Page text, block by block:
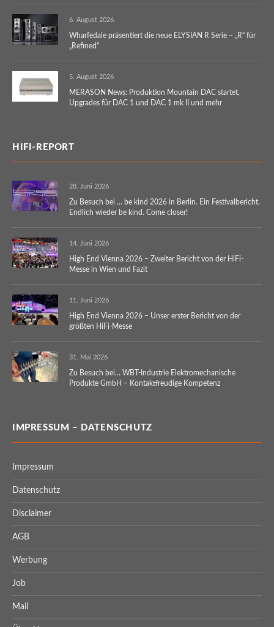
6. August 2026
Wharfedale präsentiert die neue ELYSIAN R Serie – „R“ für
„Refined“
5. August 2026
MERASON News: Produktion Mountain DAC startet,
Upgrades für DAC 1 und DAC 1 mk II und mehr
HIFI-REPORT
28. Juni 2026
Zu Besuch bei … be kind 2026 in Berlin. Ein Festivalbericht.
Endlich wieder be kind. Come closer!
14. Juni 2026
High End Vienna 2026 – Zweiter Bericht von der HiFi-
Messe in Wien und Fazit
11. Juni 2026
High End Vienna 2026 – Unser erster Bericht von der
größten HiFi-Messe
31. Mai 2026
Zu Besuch bei… WBT-Industrie Elektromechanische
Produkte GmbH – Kontaktfreudige Kompetenz
IMPRESSUM – DATENSCHUTZ
Impressum
Datenschutz
Disclaimer
AGB
Werbung
Job
Mail